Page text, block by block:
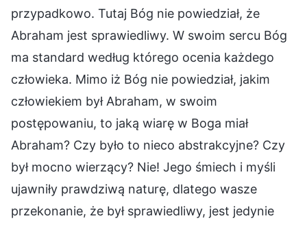
przypadkowo. Tutaj Bóg nie powiedział, że
Abraham jest sprawiedliwy. W swoim sercu Bóg
ma standard według którego ocenia każdego
człowieka. Mimo iż Bóg nie powiedział, jakim
człowiekiem był Abraham, w swoim
postępowaniu, to jaką wiarę w Boga miał
Abraham? Czy było to nieco abstrakcyjne? Czy
był mocno wierzący? Nie! Jego śmiech i myśli
ujawniły prawdziwą naturę, dlatego wasze
przekonanie, że był sprawiedliwy, jest jedynie